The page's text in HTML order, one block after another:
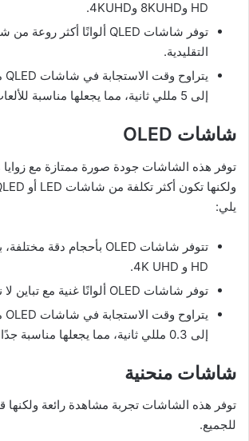
HD و8KUHD و4KUHD.
التقليدية.
إلى 5 مللي ثانية، مما يجعلها مناسبة للألعاب.
شاشات OLED
توفر هذه الشاشات جودة صورة ممتازة مع
يلي:
HD و 4K UHD.
توفر شاشات OLED ألوانًا غنية مع تباين لا نهائي.
إلى 0.3 مللي ثانية، مما يجعلها مناسبة جدًا للألعاب.
شاشات منحنية
توفر هذه الشاشات تجربة مشاهدة رائعة ولكنها
للجميع.